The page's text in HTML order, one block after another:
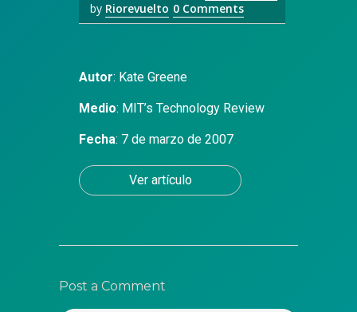
by Riorevuelto 0 Comments
Autor: Kate Greene
Medio: MIT’s Technology Review
Fecha: 7 de marzo de 2007
Ver artículo
Post a Comment